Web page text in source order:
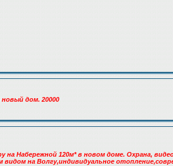
дом. 20000
Набережной 120м* в новом доме. Охрана,
на Волгу,индивидуальное